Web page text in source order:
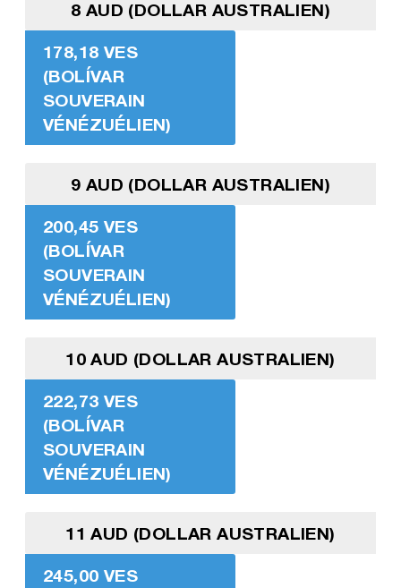
8 AUD (DOLLAR AUSTRALIEN)
178,18 VES
(BOLÍVAR
SOUVERAIN
VÉNÉZUÉLIEN)
9 AUD (DOLLAR AUSTRALIEN)
200,45 VES
(BOLÍVAR
SOUVERAIN
VÉNÉZUÉLIEN)
10 AUD (DOLLAR AUSTRALIEN)
222,73 VES
(BOLÍVAR
SOUVERAIN
VÉNÉZUÉLIEN)
11 AUD (DOLLAR AUSTRALIEN)
245,00 VES